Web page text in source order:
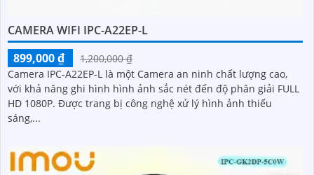
CAMERA WIFI IPC-A22EP-L
899,000 ₫
1,200,000 ₫
Camera IPC-A22EP-L là một Camera an ninh chất lượng cao,
với khả năng ghi hình hình ảnh sắc nét đến độ phân giải FULL
HD 1080P. Được trang bị công nghệ xử lý hình ảnh thiếu
sáng,...